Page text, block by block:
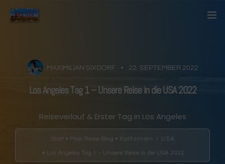
Über mich
Kontakt
Blog
MAXIMILIAN SIXDORF 22. SEPTEMBER 2022
Los Angeles Tag 1 – Unsere Reise in die USA 2022
Reiseverlauf & Erster Tag in Los Angeles
Start Mein Reise-Blog Kalifornien / USA
Los Angeles Tag 1 – Unsere Reise in die USA 2022